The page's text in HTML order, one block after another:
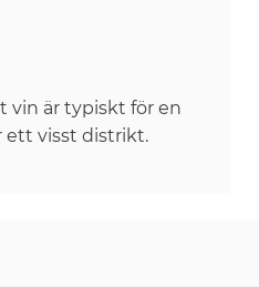
vin är typiskt för en
ett visst distrikt.